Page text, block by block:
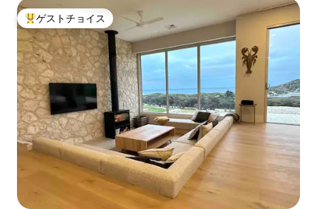
大好評のゲストチョイスです。
ゲストチョイス